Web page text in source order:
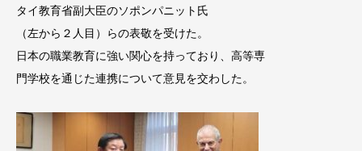
タイ教育省副大臣のソポンパニット氏
（左から２人目）らの表敬を受けた。
日本の職業教育に強い関心を持っており、高等専
門学校を通じた連携について意見を交わした。